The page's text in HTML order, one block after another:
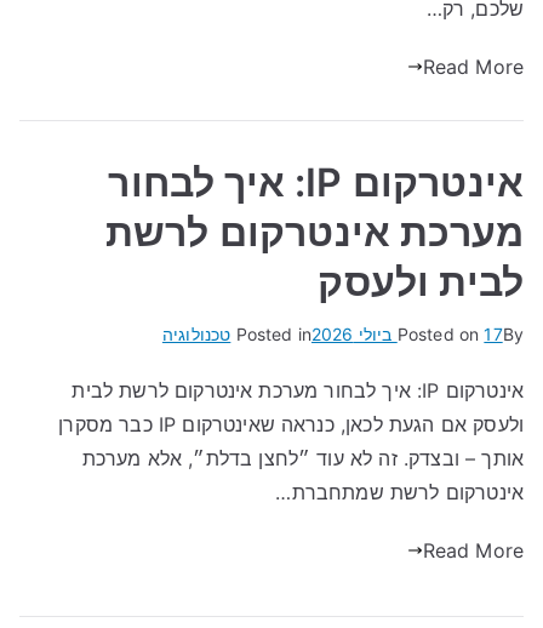
שלכם, רק…
Read More
אינטרקום IP: איך לבחור
מערכת אינטרקום לרשת
לבית ולעסק
By
Posted on17 ביולי 2026 Posted in טכנולוגיה
אינטרקום IP: איך לבחור מערכת אינטרקום לרשת לבית
ולעסק אם הגעת לכאן, כנראה שאינטרקום IP כבר מסקרן
אותך – ובצדק. זה לא עוד ״לחצן בדלת״, אלא מערכת
אינטרקום לרשת שמתחברת…
Read More